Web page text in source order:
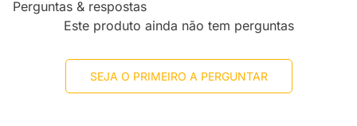
Perguntas & respostas
Este produto ainda não tem perguntas
SEJA O PRIMEIRO A PERGUNTAR